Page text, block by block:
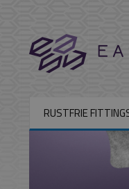
RUSTFRIE